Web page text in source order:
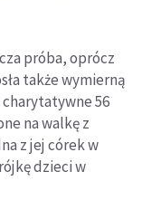
próba, oprócz
także wymierną
charytatywne 56
na walkę z
z jej córek w
dzieci w